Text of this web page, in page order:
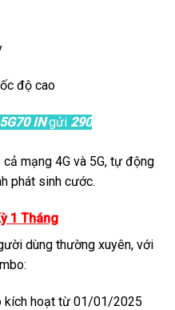
độ cao
5G70 INgửi 290
mạng 4G và 5G, tự động
phát sinh cước.
1 Tháng
dùng thường xuyên, với
kích hoạt từ 01/01/2025